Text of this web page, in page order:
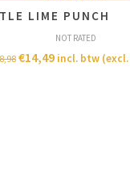
LIME PUNCH
NOT RATED
€14,49 incl. btw (excl.